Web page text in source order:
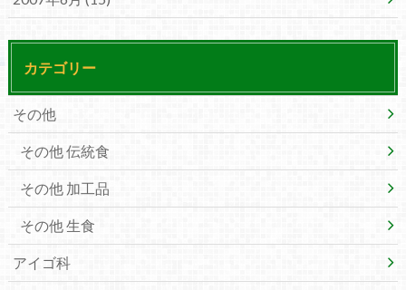
カテゴリー
その他
その他 伝統食
その他 加工品
その他 生食
アイゴ科